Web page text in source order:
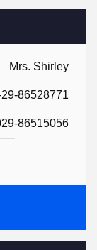
Mrs. Shirley
86528771
86515056